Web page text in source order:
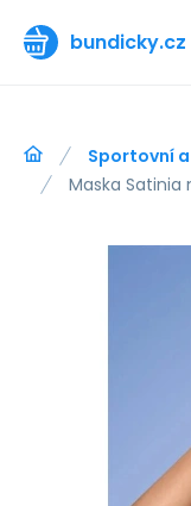
bundicky.cz
Sportovní
Maska Satinia